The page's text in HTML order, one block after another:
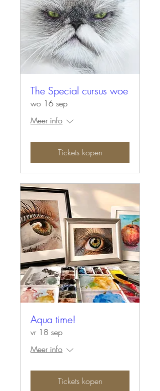
The Special cursus woe
wo 16 sep
Meer info
Tickets kopen
Aqua time!
vr 18 sep
Meer info
Tickets kopen